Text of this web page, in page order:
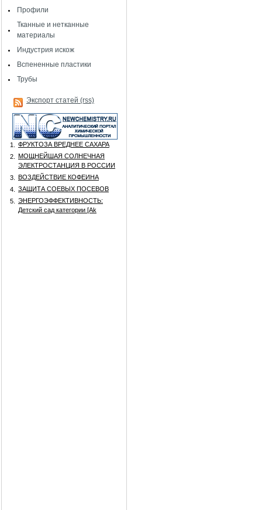
Профили
Тканные и нетканные
материалы
Индустрия искож
Вспененные пластики
Трубы
Экспорт статей (rss)
1.
ФРУКТОЗА ВРЕДНЕЕ САХАРА
2.
МОЩНЕЙШАЯ СОЛНЕЧНАЯ
ЭЛЕКТРОСТАНЦИЯ В РОССИИ
3.
ВОЗДЕЙСТВИЕ КОФЕИНА
4.
ЗАЩИТА СОЕВЫХ ПОСЕВОВ
5.
ЭНЕРГОЭФФЕКТИВНОСТЬ:
Детский сад категории [Аk